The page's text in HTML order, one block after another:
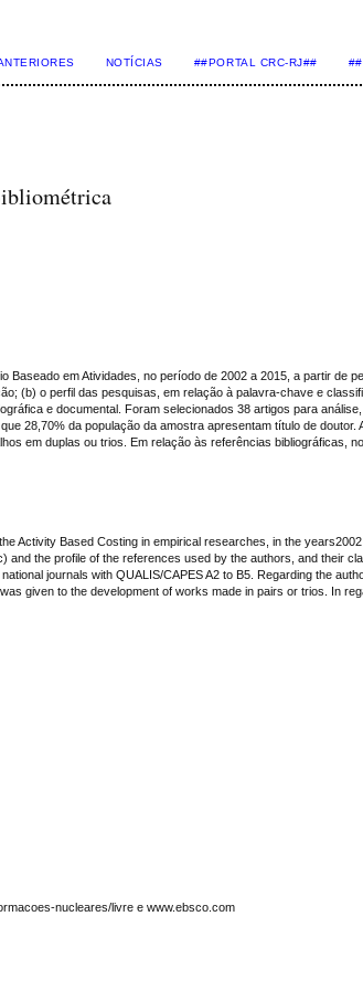
NOTÍCIAS ##PORTAL CRC-RJ##
em Atividades, no período de 2002 a 2015, a partir de
(b) o perfil das pesquisas, em relação à palavra-chave e
e documental. Foram selecionados 38 artigos para
28,70% da população da amostra apresentam título de
em duplas ou trios. Em relação às referências bibliográficas,
Activity Based Costing in empirical researches, in the
the profile of the references used by the authors, and their
journals with QUALIS/CAPES A2 to B5. Regarding the
given to the development of works made in pairs or trios. In
nucleares/livre e www.ebsco.com